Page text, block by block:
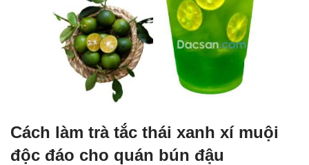
Cách làm trà tắc thái xanh xí muội
độc đáo cho quán bún đậu